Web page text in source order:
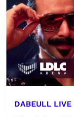
DABEULL LIVE